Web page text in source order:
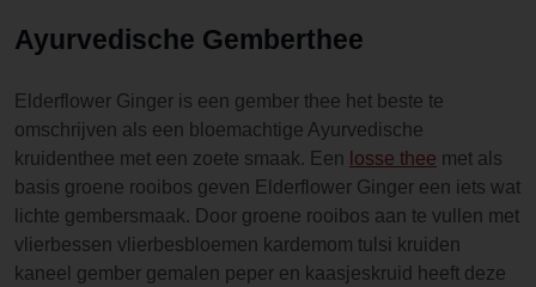
Ayurvedische Gemberthee
Elderflower Ginger is een gember thee het beste te
omschrijven als een bloemachtige Ayurvedische
kruidenthee met een zoete smaak. Een losse thee met als
basis groene rooibos geven Elderflower Ginger een iets wat
lichte gembersmaak. Door groene rooibos aan te vullen met
vlierbessen vlierbesbloemen kardemom tulsi kruiden
kaneel gember gemalen peper en kaasjeskruid heeft deze